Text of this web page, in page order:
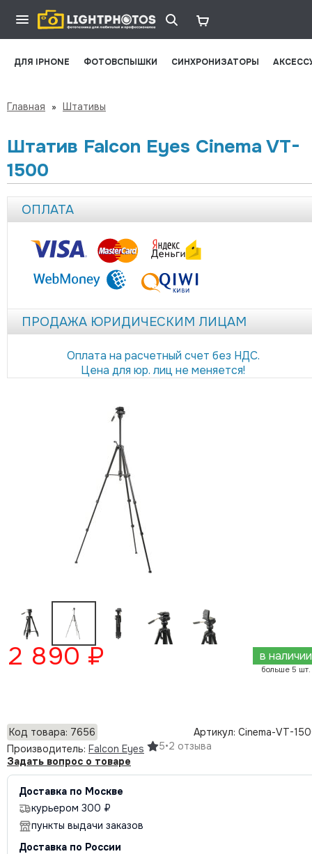
ДЛЯ IPHONE ФОТОВСПЫШКИ СИНХРОНИЗАТОРЫ
Главная » Штативы
Штатив Falcon Eyes Cinema VT-
1500
ОПЛАТА
ПРОДАЖА ЮРИДИЧЕСКИМ ЛИЦАМ
Оплата на расчетный счет без НДС.
Цена для юр. лиц не меняется!
2 890 ₽ в наличии
больше 5 шт.
Код товара: 7656
Артикул: Cinema-VT-
Производитель: Falcon Eyes 5•2 отзыва
Задать вопрос о товаре
Доставка по Москве
курьером 300 ₽
пункты выдачи заказов
Доставка по России